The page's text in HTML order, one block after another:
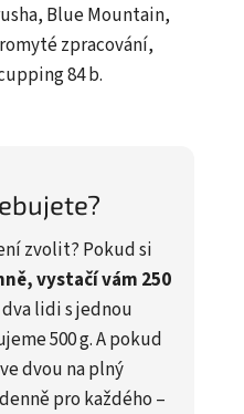
Blue Mountain,
zpracování,
84 b.
zvolit? Pokud si
vystačí vám 250
lidi s jednou
500 g. A pokud
dvou na plný
pro každého –